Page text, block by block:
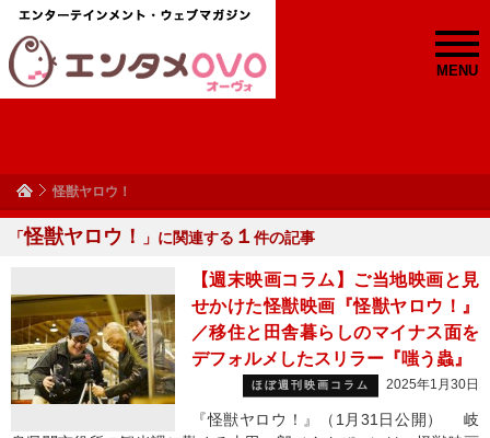
MENU
怪獣ヤロウ！
「怪獣ヤロウ！ 」に関連する １ 件の記事
【週末映画コラム】ご当地映画と見
せかけた怪獣映画『怪獣ヤロウ！』
／移住と田舎暮らしのマイナス面を
デフォルメしたスリラー『嗤う蟲』
ほぼ週刊映画コラム 2025年1月30日
『怪獣ヤロウ！』（1月31日公開） 岐